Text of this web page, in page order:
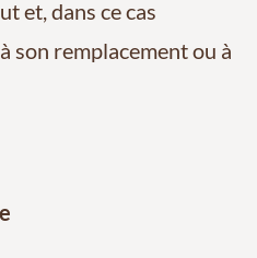
et, dans ce cas
son remplacement ou à